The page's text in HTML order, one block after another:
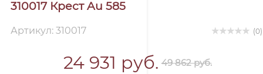
310017 Крест Au 585
Артикул: 310017 (0)
24 931 руб. 49 862 руб.